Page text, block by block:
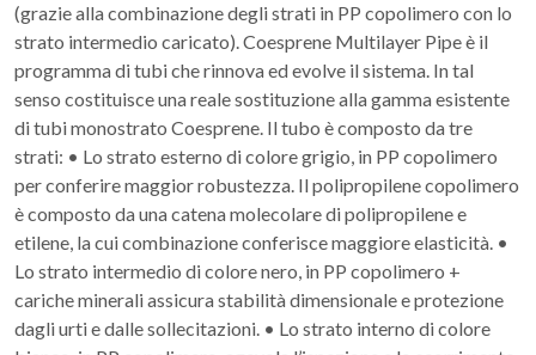
(grazie alla combinazione degli strati in PP copolimero con lo
strato intermedio caricato). Coesprene Multilayer Pipe è il
programma di tubi che rinnova ed evolve il sistema. In tal
senso costituisce una reale sostituzione alla gamma esistente
di tubi monostrato Coesprene. Il tubo è composto da tre
strati: • Lo strato esterno di colore grigio, in PP copolimero
per conferire maggior robustezza. Il polipropilene copolimero
è composto da una catena molecolare di polipropilene e
etilene, la cui combinazione conferisce maggiore elasticità. •
Lo strato intermedio di colore nero, in PP copolimero +
cariche minerali assicura stabilità dimensionale e protezione
dagli urti e dalle sollecitazioni. • Lo strato interno di colore